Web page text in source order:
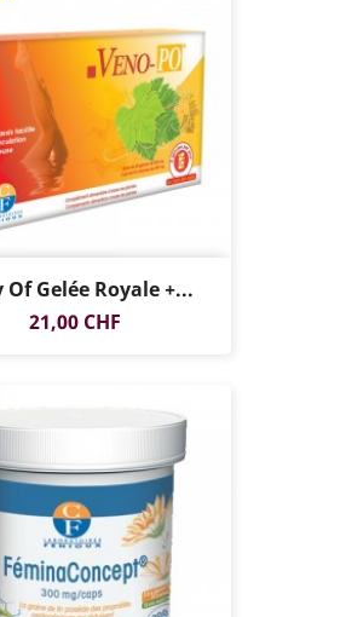
Of Gelée Royale +...
Preis
21,00 CHF